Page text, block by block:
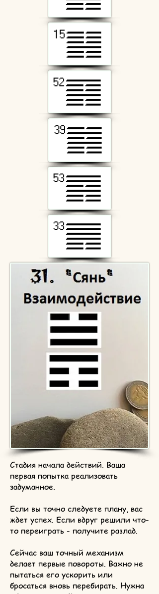
Стадия начала действий. Ваша
первая попытка реализовать
задуманное.
Если вы точно следуете плану, вас
ждет успех. Если вдруг решили что-
то переиграть - получите разлад.
Сейчас ваш точный механизм
делает первые повороты. Важно не
пытаться его ускорить или
бросаться вновь перебирать. Нужна